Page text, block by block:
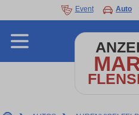
Event Auto